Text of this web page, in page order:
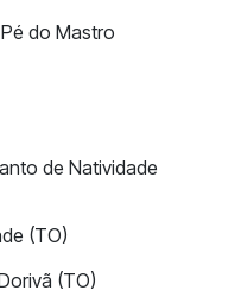
do Mastro
de Natividade
(TO)
(TO)